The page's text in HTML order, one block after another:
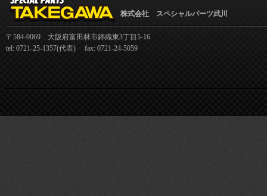
株式会社 スペシャルパーツ武川
〒584-0069 大阪府富田林市錦織東3丁目5-16
tel: 0721-25-1357(代表) fax: 0721-24-5059